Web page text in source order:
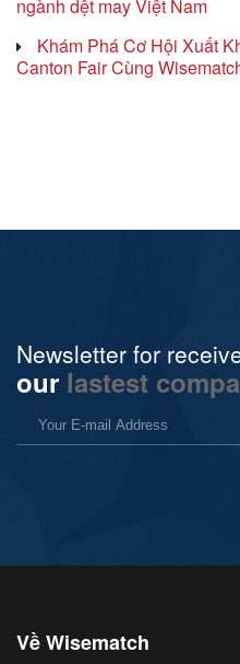
ngành dệt may Việt Nam
Khám Phá Cơ Hội Xuất
Canton Fair Cùng
Newsletter for
our lastest
Về Wisematch